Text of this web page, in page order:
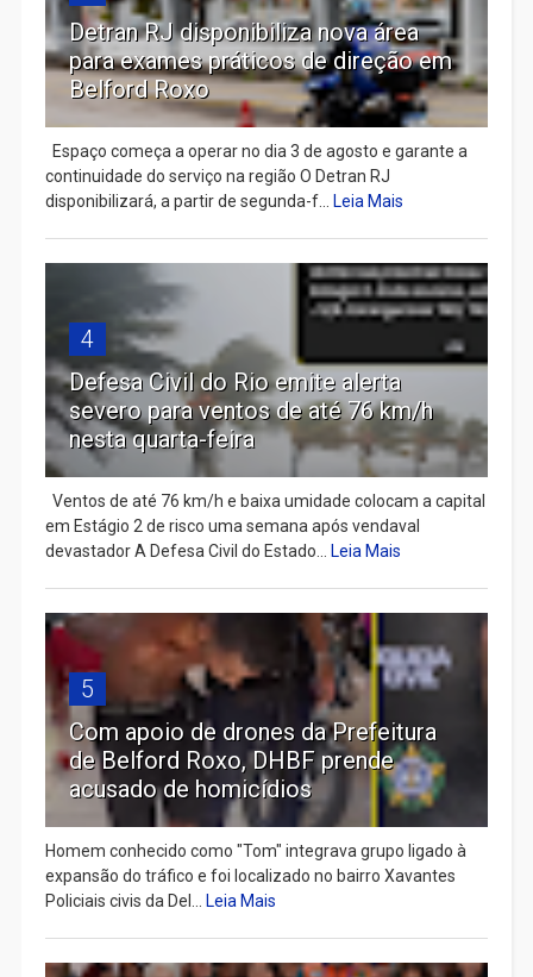
Detran RJ disponibiliza nova área
para exames práticos de direção em
Belford Roxo
Espaço começa a operar no dia 3 de agosto e garante a
continuidade do serviço na região O Detran RJ
disponibilizará, a partir de segunda-f... Leia Mais
4
Defesa Civil do Rio emite alerta
severo para ventos de até 76 km/h
nesta quarta-feira
Ventos de até 76 km/h e baixa umidade colocam a capital
em Estágio 2 de risco uma semana após vendaval
devastador A Defesa Civil do Estado... Leia Mais
5
Com apoio de drones da Prefeitura
de Belford Roxo, DHBF prende
acusado de homicídios
Homem conhecido como "Tom" integrava grupo ligado à
expansão do tráfico e foi localizado no bairro Xavantes
Policiais civis da Del... Leia Mais